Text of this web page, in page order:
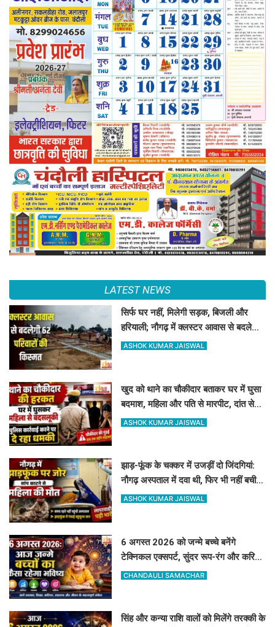
LATEST NEWS
सिर्फ घर नहीं, मिलेगी सड़क, बिजली और
हरियाली; नौगढ़ में क्लस्टर आवास से बदलेगी
62 परिवारों की किस्मत
ASHOK KUMAR JAISWAL
खुद को थाने का चौकीदार बताकर घर में घुसा
बदमाश, महिला और पति से मारपीट, दांत से
काटा
ASHOK KUMAR JAISWAL
झाड़-फूंक के चक्कर में उजड़ीं दो जिंदगियां:
नौगढ़ अस्पताल में दवा थी, फिर भी नहीं बची
गर्भवती की जान
ASHOK KUMAR JAISWAL
6 अगस्त 2026 को जन्मे बच्चे बनेंगे
टेक्निकल एक्सपर्ट, सुंदर रूप-रंग और करियर
में मिलेगी शानदार सफलता
CHANDAULI SAMACHAR
सिंह और कन्या राशि वालों को मिलेंगे तरक्की के